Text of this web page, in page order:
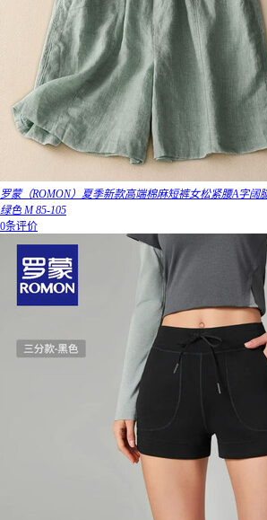
罗蒙（ROMON）夏季新款高端棉麻短裤女松紧腰A字阔
绿色 M 85-105
0条评价